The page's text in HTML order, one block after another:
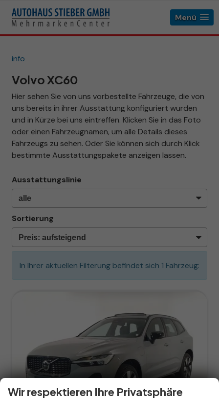
Menü
info
Volvo XC60
Hier sehen Sie von uns vorbestellte Fahrzeuge, die von
uns bereits in ihrer Ausstattung konfiguriert wurden
und in Kürze bei uns eintreffen. Klicken Sie in das Foto
oder einen Fahrzeugnamen, um alle Details dieses
Fahrzeugs zu sehen. Oder Sie können sich durch Klick
bestimmte Ausstattungspakete anzeigen lassen.
Ausstattungslinie
Sortierung
In Ihrer aktuellen Filterung befindet sich 1 Fahrzeug:
Wir respektieren Ihre Privatsphäre